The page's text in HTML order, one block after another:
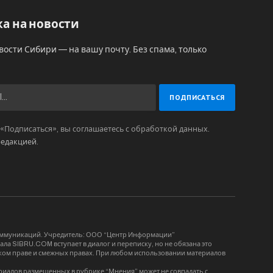
на новости
Сибири — на вашу почту. Без спама, только
вы соглашаетесь с обработкой данных.
Учредитель: ООО “Центр Информации”
SIBRU.COM вступает в диалог и переписку, но не обязана это
праве и смежных правах. При любом использовании материалов
размещенных в рубрике “Мнения” может не совпадать с